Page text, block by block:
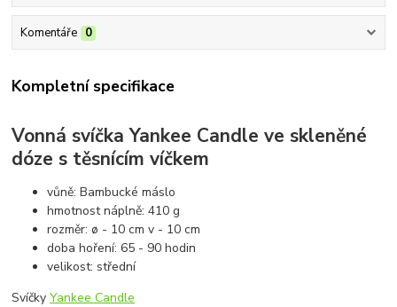
Komentáře 0
Kompletní specifikace
Vonná svíčka Yankee Candle ve skleněné
dóze s těsnícím víčkem
vůně: Bambucké máslo
hmotnost náplně: 410 g
rozměr: ø - 10 cm v - 10 cm
doba hoření: 65 - 90 hodin
velikost: střední
SvíčkyYankee Candle